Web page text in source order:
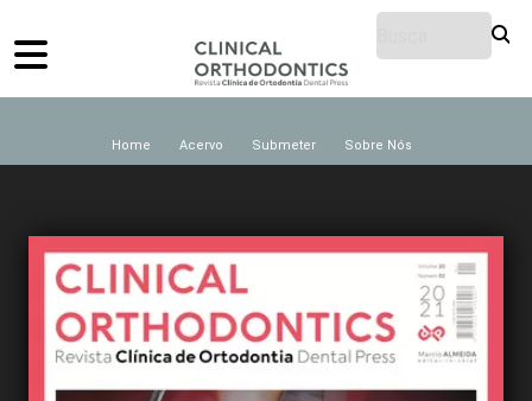
Home Acervo Submeter Sobre Nós